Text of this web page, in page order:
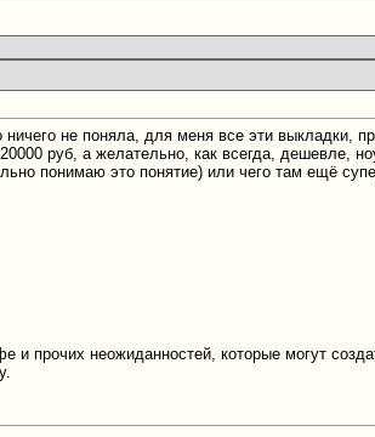
не поняла, для меня все эти выкладки,
руб, а желательно, как всегда, дешевле,
понимаю это понятие) или чего там ещё
прочих неожиданностей, которые могут